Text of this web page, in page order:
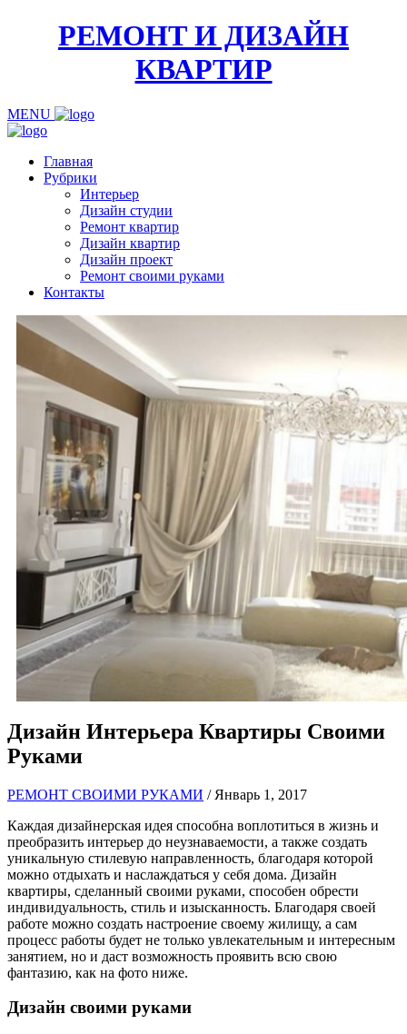
РЕМОНТ И ДИЗАЙН
КВАРТИР
MENU
Главная
Рубрики
Интерьер
Дизайн студии
Ремонт квартир
Дизайн квартир
Дизайн проект
Ремонт своими руками
Контакты
Дизайн Интерьера Квартиры Своими
Руками
РЕМОНТ СВОИМИ РУКАМИ / Январь 1, 2017
Каждая дизайнерская идея способна воплотиться в жизнь и
преобразить интерьер до неузнаваемости, а также создать
уникальную стилевую направленность, благодаря которой
можно отдыхать и наслаждаться у себя дома. Дизайн
квартиры, сделанный своими руками, способен обрести
индивидуальность, стиль и изысканность. Благодаря своей
работе можно создать настроение своему жилищу, а сам
процесс работы будет не только увлекательным и интересным
занятием, но и даст возможность проявить всю свою
фантазию, как на фото ниже.
Дизайн своими руками